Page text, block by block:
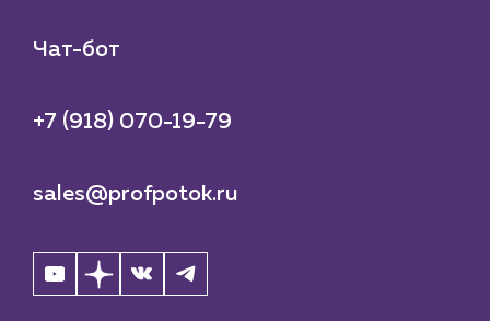
Чат-бот
+7 (918) 070-19-79
sales@profpotok.ru